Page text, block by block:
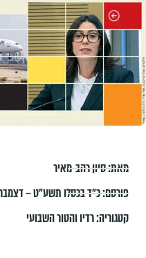
מאת:סיון רהב-מאיר
פורסם:כ״ד בכסלו תשע״ט – דצמבר 2,
קטגוריה:רדיו והטור השבועי